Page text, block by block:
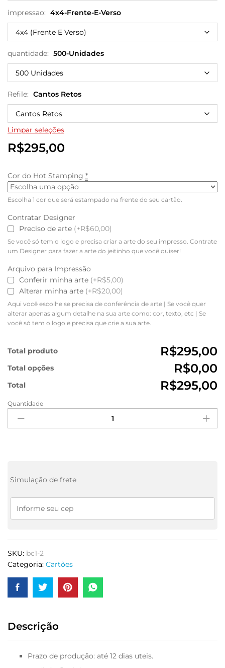
impressao: 4x4-Frente-E-Verso
quantidade: 500-Unidades
Refile: Cantos Retos
Limpar seleções
R$295,00
Cor do Hot Stamping *
Escolha 1 cor que será estampado na frente do seu cartão.
Contratar Designer
Preciso de arte (+R$60,00)
Se você só tem o logo e precisa criar a arte do seu impresso. Contrate
um Designer para fazer a arte do jeitinho que você quiser!
Arquivo para Impressão
Conferir minha arte (+R$5,00)
Alterar minha arte (+R$20,00)
Aqui você escolhe se precisa de conferência de arte | Se você quer
alterar apenas algum detalhe na sua arte como: cor, texto, etc | Se
você só tem o logo e precisa que crie a sua arte.
Total produto R$295,00
Total opções R$0,00
Total R$295,00
Quantidade
Simulação de frete
SKU: bc1-2
Categoria: Cartões
Descrição
Prazo de produção: até 12 dias uteis.